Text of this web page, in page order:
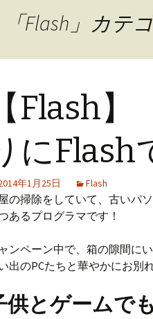
「Flash」カテ
【Flash
にFlash
年1月25日 Flash
の掃除をしていて、古いパ
あるプログラマです！
ンペーン中で、箱の隙間に
出のPCたちと華やかにお別
供とゲームで